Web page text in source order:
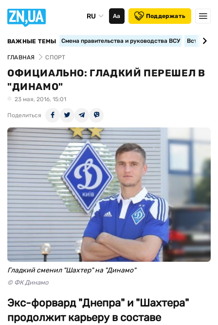
RU Аа Поддержать
ВАЖНЫЕ ТЕМЫ Смена правительства и руководства ВСУ
ГЛАВНАЯ СПОРТ
ОФИЦИАЛЬНО: ГЛАДКИЙ ПЕРЕШЕЛ В
"ДИНАМО"
23 мая, 2016, 15:01
Поделиться
Гладкий сменил "Шахтер" на "Динамо"
© ФК Динамо
Экс-форвард "Днепра" и "Шахтера"
продолжит карьеру в составе